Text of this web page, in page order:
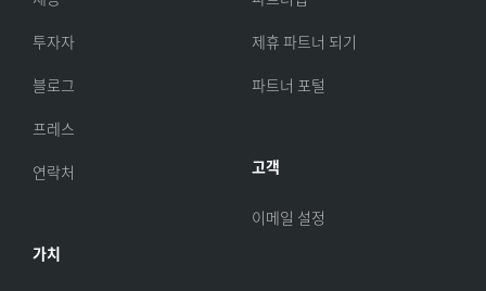
투자자
블로그
프레스
연락처
가치
제휴 파트너 되기
파트너 포털
고객
이메일 설정